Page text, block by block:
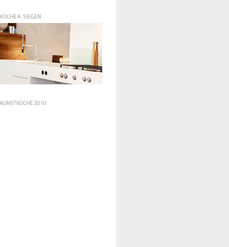
KÜCHE A. SIEGEN
KUNSTKÜCHE 2010